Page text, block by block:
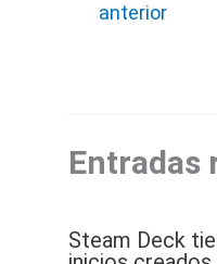
anterior
Entradas
Steam Deck